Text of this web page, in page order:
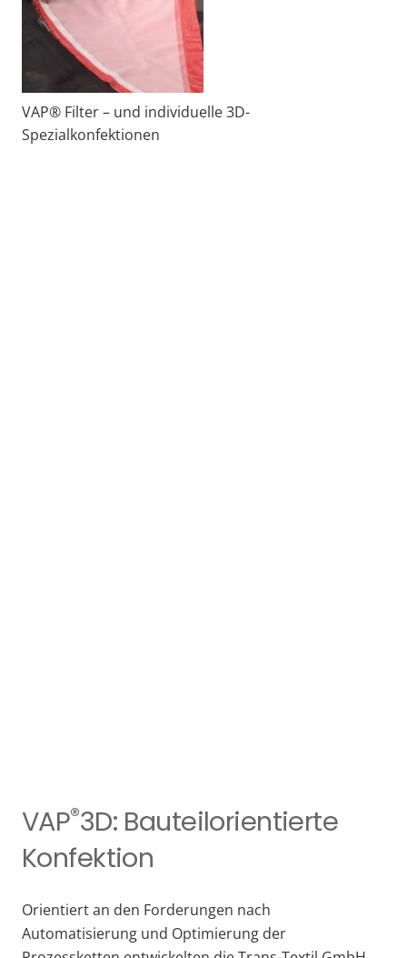
VAP® Filter – und individuelle 3D-
Spezialkonfektionen
VAP®3D: Bauteilorientierte
Konfektion
Orientiert an den Forderungen nach
Automatisierung und Optimierung der